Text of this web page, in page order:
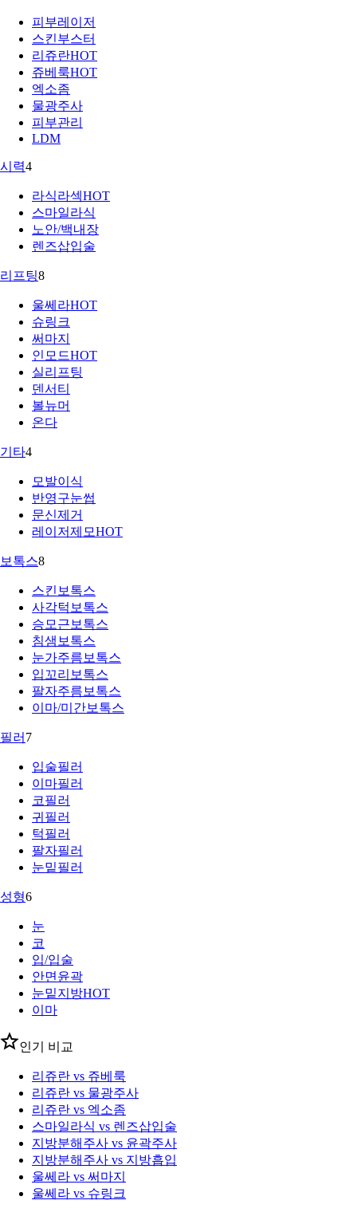
피부레이저
스킨부스터
리쥬란HOT
쥬베룩HOT
엑소좀
물광주사
피부관리
LDM
시력4
라식라섹HOT
스마일라식
노안/백내장
렌즈삽입술
리프팅8
울쎄라HOT
슈링크
써마지
인모드HOT
실리프팅
덴서티
볼뉴머
온다
기타4
모발이식
반영구눈썹
문신제거
레이저제모HOT
보톡스8
스킨보톡스
사각턱보톡스
승모근보톡스
침샘보톡스
눈가주름보톡스
입꼬리보톡스
팔자주름보톡스
이마/미간보톡스
필러 7
입술필러
이마필러
코필러
귀필러
턱필러
팔자필러
눈밑필러
성형6
눈
코
입/입술
안면윤곽
눈밑지방HOT
이마
인기 비교
리쥬란 vs 쥬베룩
리쥬란 vs 물광주사
리쥬란 vs 엑소좀
스마일라식 vs 렌즈삽입술
지방분해주사 vs 윤곽주사
지방분해주사 vs 지방흡입
울쎄라 vs 써마지
울쎄라 vs 슈링크